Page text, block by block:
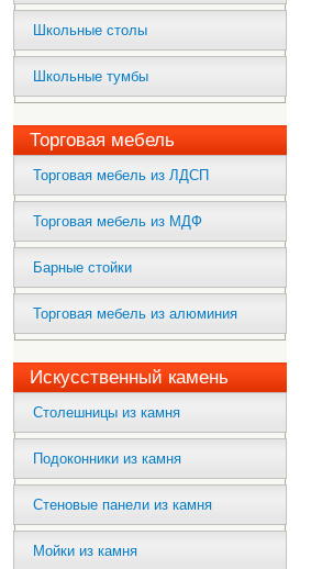
Школьные столы
Школьные тумбы
Торговая мебель
Торговая мебель из ЛДСП
Торговая мебель из МДФ
Барные стойки
Торговая мебель из алюминия
Искусственный камень
Столешницы из камня
Подоконники из камня
Стеновые панели из камня
Мойки из камня